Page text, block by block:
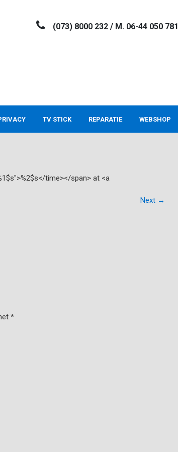
(073) 8000 232 / M. 06-44 050 781
TV STICK REPARATIE WEBSHOP
time></span> at <a
Next →
*